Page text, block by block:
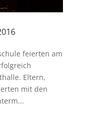
feierten am
Eltern,
mit den